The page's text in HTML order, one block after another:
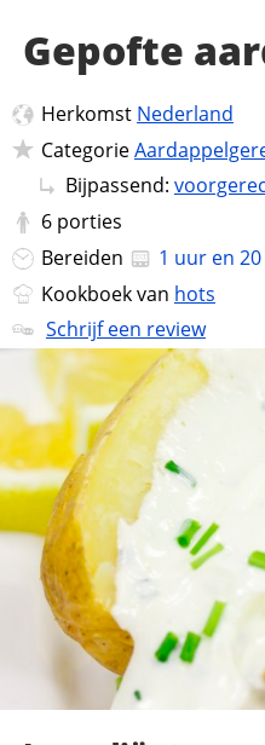
Gepofte
Herkomst Nederland
Categorie
Bijpassend:
6 porties
Bereiden
1 uur en
Kookboek van hots
Schrijf een review